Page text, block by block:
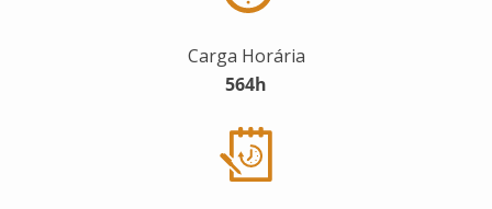
Carga Horária
564h